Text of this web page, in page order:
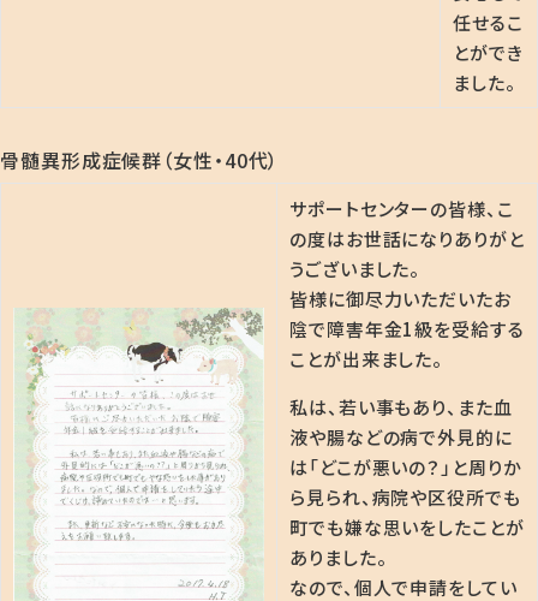
任せるこ
とができ
ました。
骨髄異形成症候群（女性・40代）
サポートセンターの皆様、こ
の度はお世話になりありがと
うございました。
皆様に御尽力いただいたお
陰で障害年金1級を受給する
ことが出来ました。
私は、若い事もあり、また血
液や腸などの病で外見的に
は「どこが悪いの？」と周りか
ら見られ、病院や区役所でも
町でも嫌な思いをしたことが
ありました。
なので、個人で申請をしてい